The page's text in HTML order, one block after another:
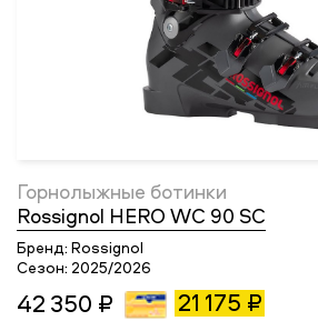
Горнолыжные ботинки
Rossignol HERO WC 90 SC
Бренд: Rossignol
Сезон: 2025/2026
42 350 ₽ 21 175 ₽